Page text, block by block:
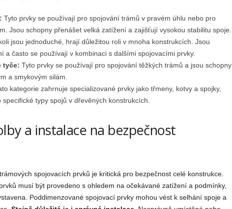
Tyto prvky se používají pro spojování trámů v pravém úhlu nebo pro
Jsou schopny přenášet velká zatížení a zajišťují vysokou stabilitu spoje.
jsou jednoduché, hrají důležitou roli v mnoha konstrukcích. Jsou
a často se používají v kombinaci s dalšími spojovacími prvky.
tyče: Tyto prvky se používají pro spojování těžkých trámů a jsou schopny
a smykovým silám.
kategorie zahrnuje specializované prvky jako třmeny, kotvy a spojky,
typy spojů v dřevěných konstrukcích.
a instalace na bezpečnost
spojovacích prvků je kritická pro bezpečnost celé konstrukce.
musí být provedeno s ohledem na očekávané zatížení a podmínky,
Poddimenzované spojovací prvky mohou vést k selhání spoje a